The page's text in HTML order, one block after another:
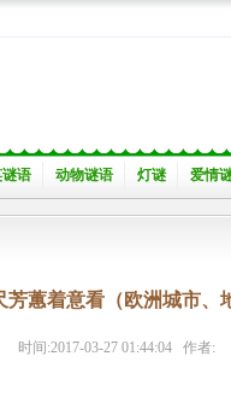
语 动物谜语 灯谜 爱情
芳蕙着意看（欧洲城市、
时间:2017-03-27 01:44:04 作者: